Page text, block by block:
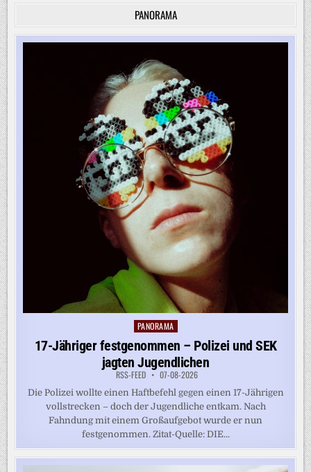
PANORAMA
Posted
PANORAMA
17-Jähriger festgenommen – Polizei und SEK
jagten Jugendlichen
RSS-FEED 07-08-2026
Die Polizei wollte einen Haftbefehl gegen einen 17-Jährigen
vollstrecken – doch der Jugendliche entkam. Nach
Fahndung mit einem Großaufgebot wurde er nun
festgenommen. Zitat-Quelle: DIE...